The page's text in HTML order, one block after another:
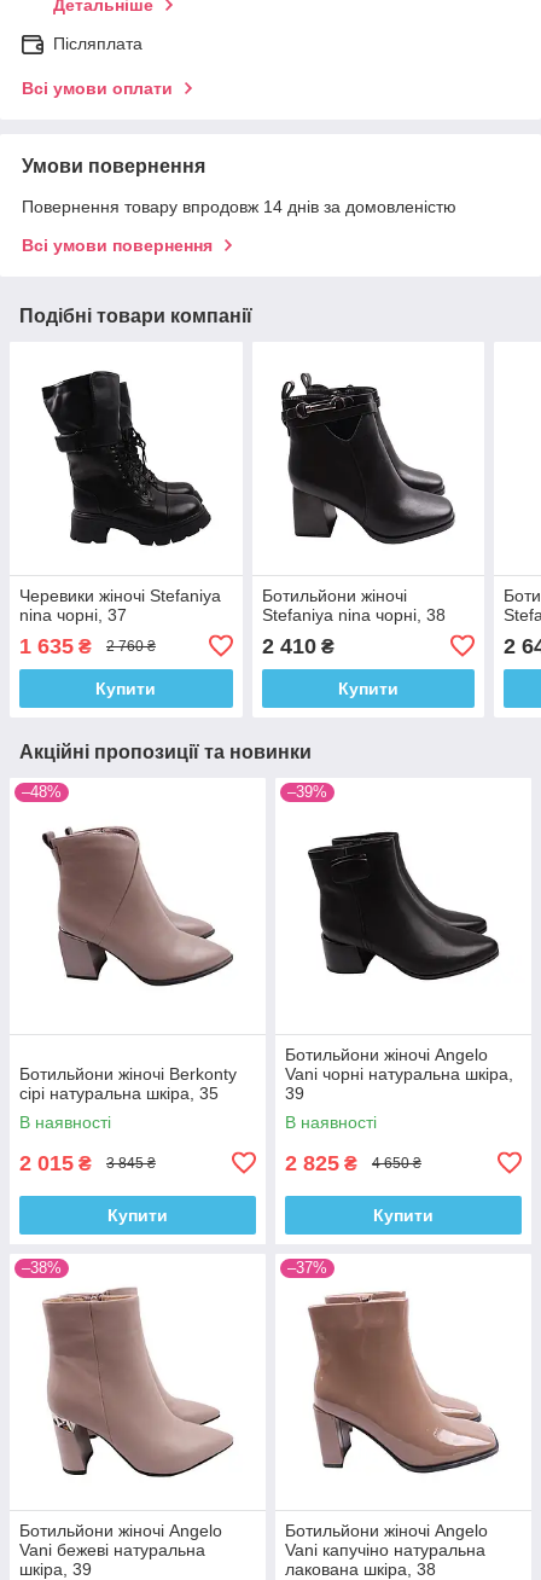
Детальніше
Післяплата
Всі умови оплати
Умови повернення
Повернення товару впродовж 14 днів за домовленістю
Всі умови повернення
Подібні товари компанії
Черевики жіночі Stefaniya
nina чорні, 37
1 635 ₴ 2 760 ₴
Купити
Ботильйони жіночі
Stefaniya nina чорні, 38
2 410₴
Купити
2
Акційні пропозиції та новинки
–48%
Ботильйони жіночі Berkonty
сірі натуральна шкіра, 35
В наявності
2 015 ₴ 3 845 ₴
Купити
–39%
Ботильйони жіночі Angelo
Vani чорні натуральна шкіра,
39
В наявності
2 825 ₴ 4 650 ₴
Купити
–38%
Ботильйони жіночі Angelo
Vani бежеві натуральна
шкіра, 39
–37%
Ботильйони жіночі Angelo
Vani капучіно натуральна
лакована шкіра, 38